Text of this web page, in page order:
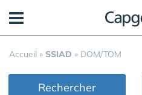
Accueil » SSIAD » DOM/TOM
Rechercher